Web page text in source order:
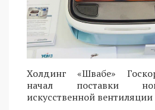
Холдинг «Швабе»
начал поставки
искусственной